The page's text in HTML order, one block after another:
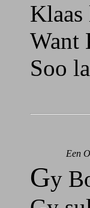
Want
Soo
Een
Gy